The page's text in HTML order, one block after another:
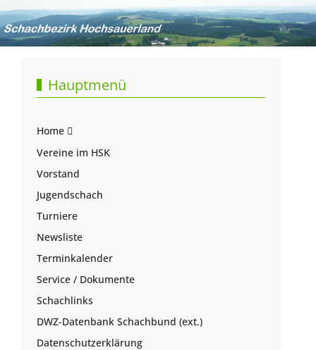
Hauptmenü
Home
Vereine im HSK
Vorstand
Jugendschach
Turniere
Newsliste
Terminkalender
Service / Dokumente
Schachlinks
DWZ-Datenbank Schachbund (ext.)
Datenschutzerklärung